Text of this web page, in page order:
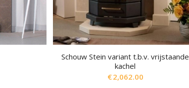
Schouw Stein variant t.b.v. vrijstaande
kachel
€2,062.00